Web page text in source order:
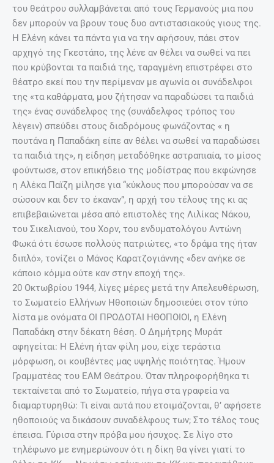
του θεάτρου συλλαμβάνεται από τους Γερμανούς μια που
δεν μπορούν να βρουν τους δυο αντιστασιακούς γιους της.
Η Ελένη κάνει τα πάντα για να την αφήσουν, πάει στον
αρχηγό της Γκεστάπο, της λένε αν θέλει να σωθεί να πει
που κρύβονται τα παιδιά της, ταραγμένη επιστρέφει στο
θέατρο εκεί που την περίμεναν με αγωνία οι συνάδελφοι
της «τα καθάρματα, μου ζήτησαν να παραδώσει τα παιδιά
της» ένας συνάδελφος της (συνάδελφος τρόπος του
λέγειν) σπεύδει στους διαδρόμους φωνάζοντας « η
πουτάνα η Παπαδάκη είπε αν θέλει να σωθεί να παραδώσει
τα παιδιά της», η είδηση μεταδόθηκε αστραπιαία, το μίσος
φούντωσε, στον επικήδειο της μοδίστρας που εκφώνησε
η Αλέκα Παϊζη μίλησε για “κύκλους που μπορούσαν να σε
σώσουν και δεν το έκαναν”, η αρχή του τέλους της κι ας
επιβεβαιώνεται μέσα από επιστολές της Λιλίκας Νάκου,
του Σικελιανού, του Χορν, του ενδυματολόγου Αντώνη
Φωκά ότι έσωσε πολλούς πατριώτες, «το δράμα της ήταν
διπλό», τονίζει ο Μάνος Καρατζογιάννης «δεν ανήκε σε
κάποιο κόμμα ούτε καν στην εποχή της».
20 Οκτωβρίου 1944, λίγες μέρες μετά την Απελευθέρωση,
το Σωματείο Ελλήνων Ηθοποιών δημοσιεύει στον τύπο
λίστα με ονόματα ΟΙ ΠΡΟΔΟΤΑΙ ΗΘΟΠΟΙΟΙ, η Ελένη
Παπαδάκη στην δέκατη θέση. Ο Δημήτρης Μυράτ
αφηγείται: Η Ελένη ήταν φίλη μου, είχε τεράστια
μόρφωση, οι κουβέντες μας υψηλής ποιότητας. Ήμουν
Γραμματέας του ΕΑΜ Θεάτρου. Όταν πληροφορήθηκα τι
τεκταίνεται από το Σωματείο, πήγα στα γραφεία να
διαμαρτυρηθώ: Τι είναι αυτά που ετοιμάζονται, θ’ αφήσετε
ηθοποιούς να δικάσουν συναδέλφους των; Στο τέλος τους
έπεισα. Γύρισα στην πρόβα μου ήσυχος. Σε λίγο στο
τηλέφωνο με ενημερώνουν ότι η δίκη θα γίνει γιατί το